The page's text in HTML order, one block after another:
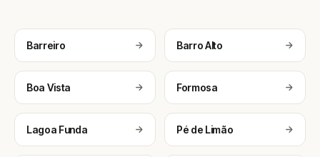
Barreiro Barro Alto
Boa Vista Formosa
Lagoa Funda Pé de Limão